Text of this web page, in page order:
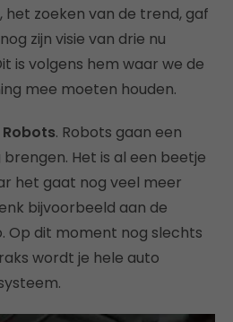
zoeken van de trend, gaf
zijn visie van drie nu
is volgens hem waar we de
mee moeten houden.
. Robots gaan een
Het is al een beetje
het gaat nog veel meer
bijvoorbeeld aan de
Op dit moment nog slechts
wordt je hele auto